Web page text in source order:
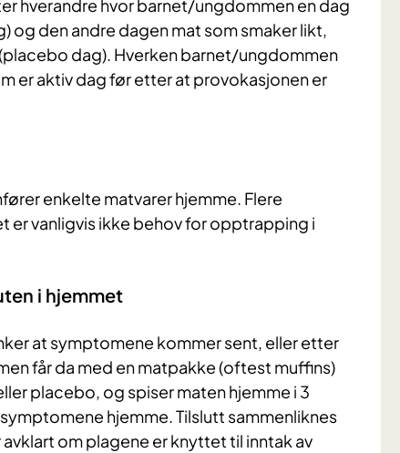
hverandre hvor barnet/ungdommen en dag
og den andre dagen mat som smaker likt,
dag). Hverken barnet/ungdommen
er aktiv dag før etter at provokasjonen er
enkelte matvarer hjemme. Flere
er vanligvis ikke behov for opptrapping i
i hjemmet
at symptomene kommer sent, eller etter
får da med en matpakke (oftest muffins)
placebo, og spiser maten hjemme i 3
hjemme. Tilslutt sammenliknes
om plagene er knyttet til inntak av